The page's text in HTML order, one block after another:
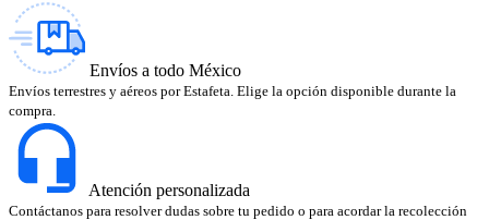
Envíos a todo México
Envíos terrestres y aéreos por Estafeta. Elige la opción disponible durante la
compra.
Atención personalizada
Contáctanos para resolver dudas sobre tu pedido o para acordar la recolección